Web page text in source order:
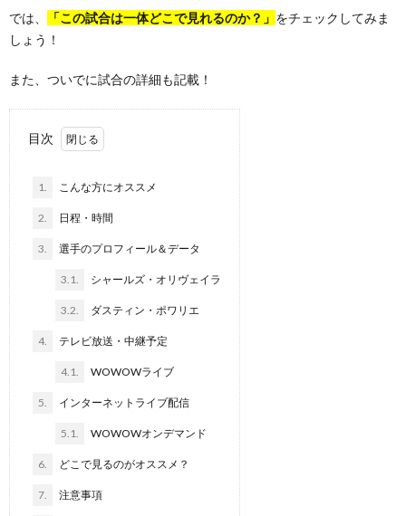
では、 「この試合は一体どこで見れるのか？」 をチェックしてみま
しょう！
また、ついでに試合の詳細も記載！
目次
1. こんな方にオススメ
2. 日程・時間
3. 選手のプロフィール＆データ
3.1. シャールズ・オリヴェイラ
3.2. ダスティン・ポワリエ
4. テレビ放送・中継予定
4.1. WOWOWライブ
5. インターネットライブ配信
5.1. WOWOWオンデマンド
6. どこで見るのがオススメ？
7. 注意事項